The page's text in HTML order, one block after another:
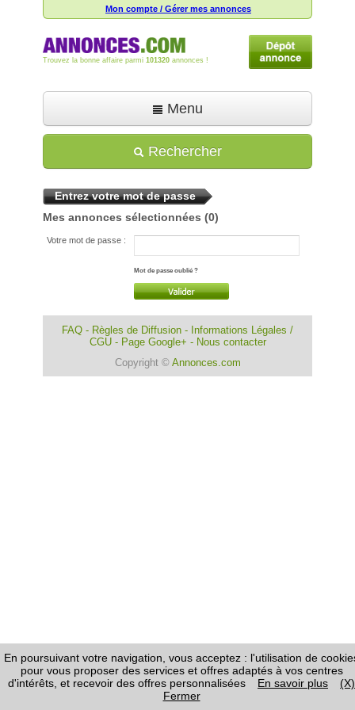
Mon compte / Gérer mes annonces
Trouvez la bonne affaire parmi 101320 annonces !
Menu
Déposer une annonce
Toutes les annonces
Aide
Rechercher
Entrez votre mot de passe
Mes annonces sélectionnées (0)
Votre mot de passe :
Mot de passe oublié ?
FAQ - Règles de Diffusion - Informations Légales /
CGU- Page Google+ - Nous contacter
Copyright © Annonces.com
En poursuivant votre navigation, vous acceptez : l'utilisation de
pour vous proposer des services et offres adaptés à vos centres
d'intérêts, et recevoir des offres personnalisées
En savoir plus
(X)
Fermer